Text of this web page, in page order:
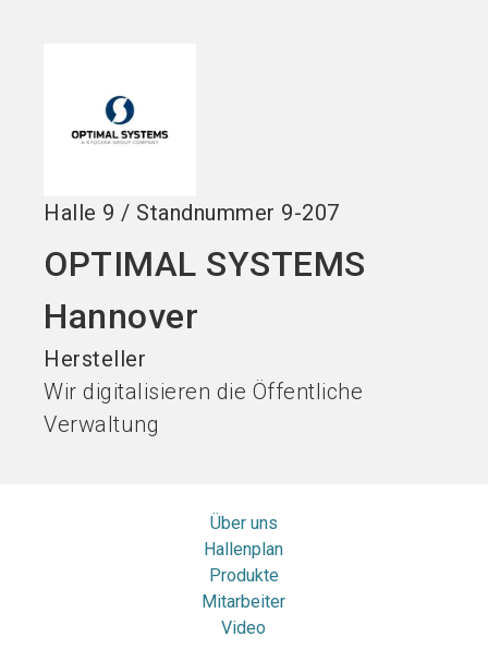
Halle 9 / Standnummer 9-207
OPTIMAL SYSTEMS
Hannover
Hersteller
Wir digitalisieren die Öffentliche
Verwaltung
Über uns
Hallenplan
Produkte
Mitarbeiter
Video